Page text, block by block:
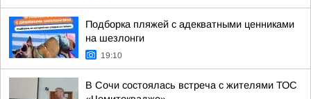
Подборка пляжей с адекватными ценниками
на шезлонги
19:10
В Сочи состоялась встреча с жителями ТОС